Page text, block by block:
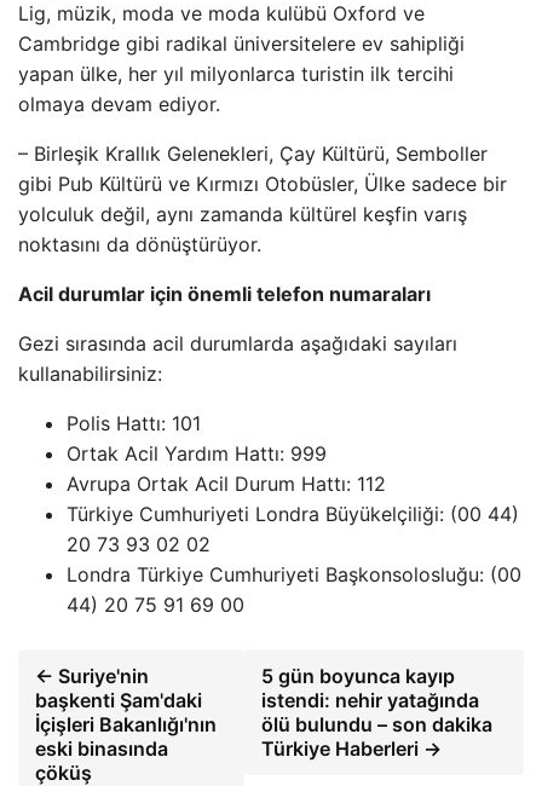
Lig, müzik, moda ve moda kulübü Oxford ve
Cambridge gibi radikal üniversitelere ev sahipliği
yapan ülke, her yıl milyonlarca turistin ilk tercihi
olmaya devam ediyor.
– Birleşik Krallık Gelenekleri, Çay Kültürü, Semboller
gibi Pub Kültürü ve Kırmızı Otobüsler, Ülke sadece bir
yolculuk değil, aynı zamanda kültürel keşfin varış
noktasını da dönüştürüyor.
Acil durumlar için önemli telefon numaraları
Gezi sırasında acil durumlarda aşağıdaki sayıları
kullanabilirsiniz:
Polis Hattı: 101
Ortak Acil Yardım Hattı: 999
Avrupa Ortak Acil Durum Hattı: 112
Türkiye Cumhuriyeti Londra Büyükelçiliği: (00 44)
20 73 93 02 02
Londra Türkiye Cumhuriyeti Başkonsolosluğu: (00
44) 20 75 91 69 00
← Suriye'nin
başkenti Şam'daki
İçişleri Bakanlığı'nın
eski binasında
çöküş
5 gün boyunca kayıp
istendi: nehir yatağında
ölü bulundu – son dakika
Türkiye Haberleri →